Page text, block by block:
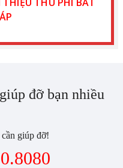
đỡ bạn nhiều
giúp đỡ!